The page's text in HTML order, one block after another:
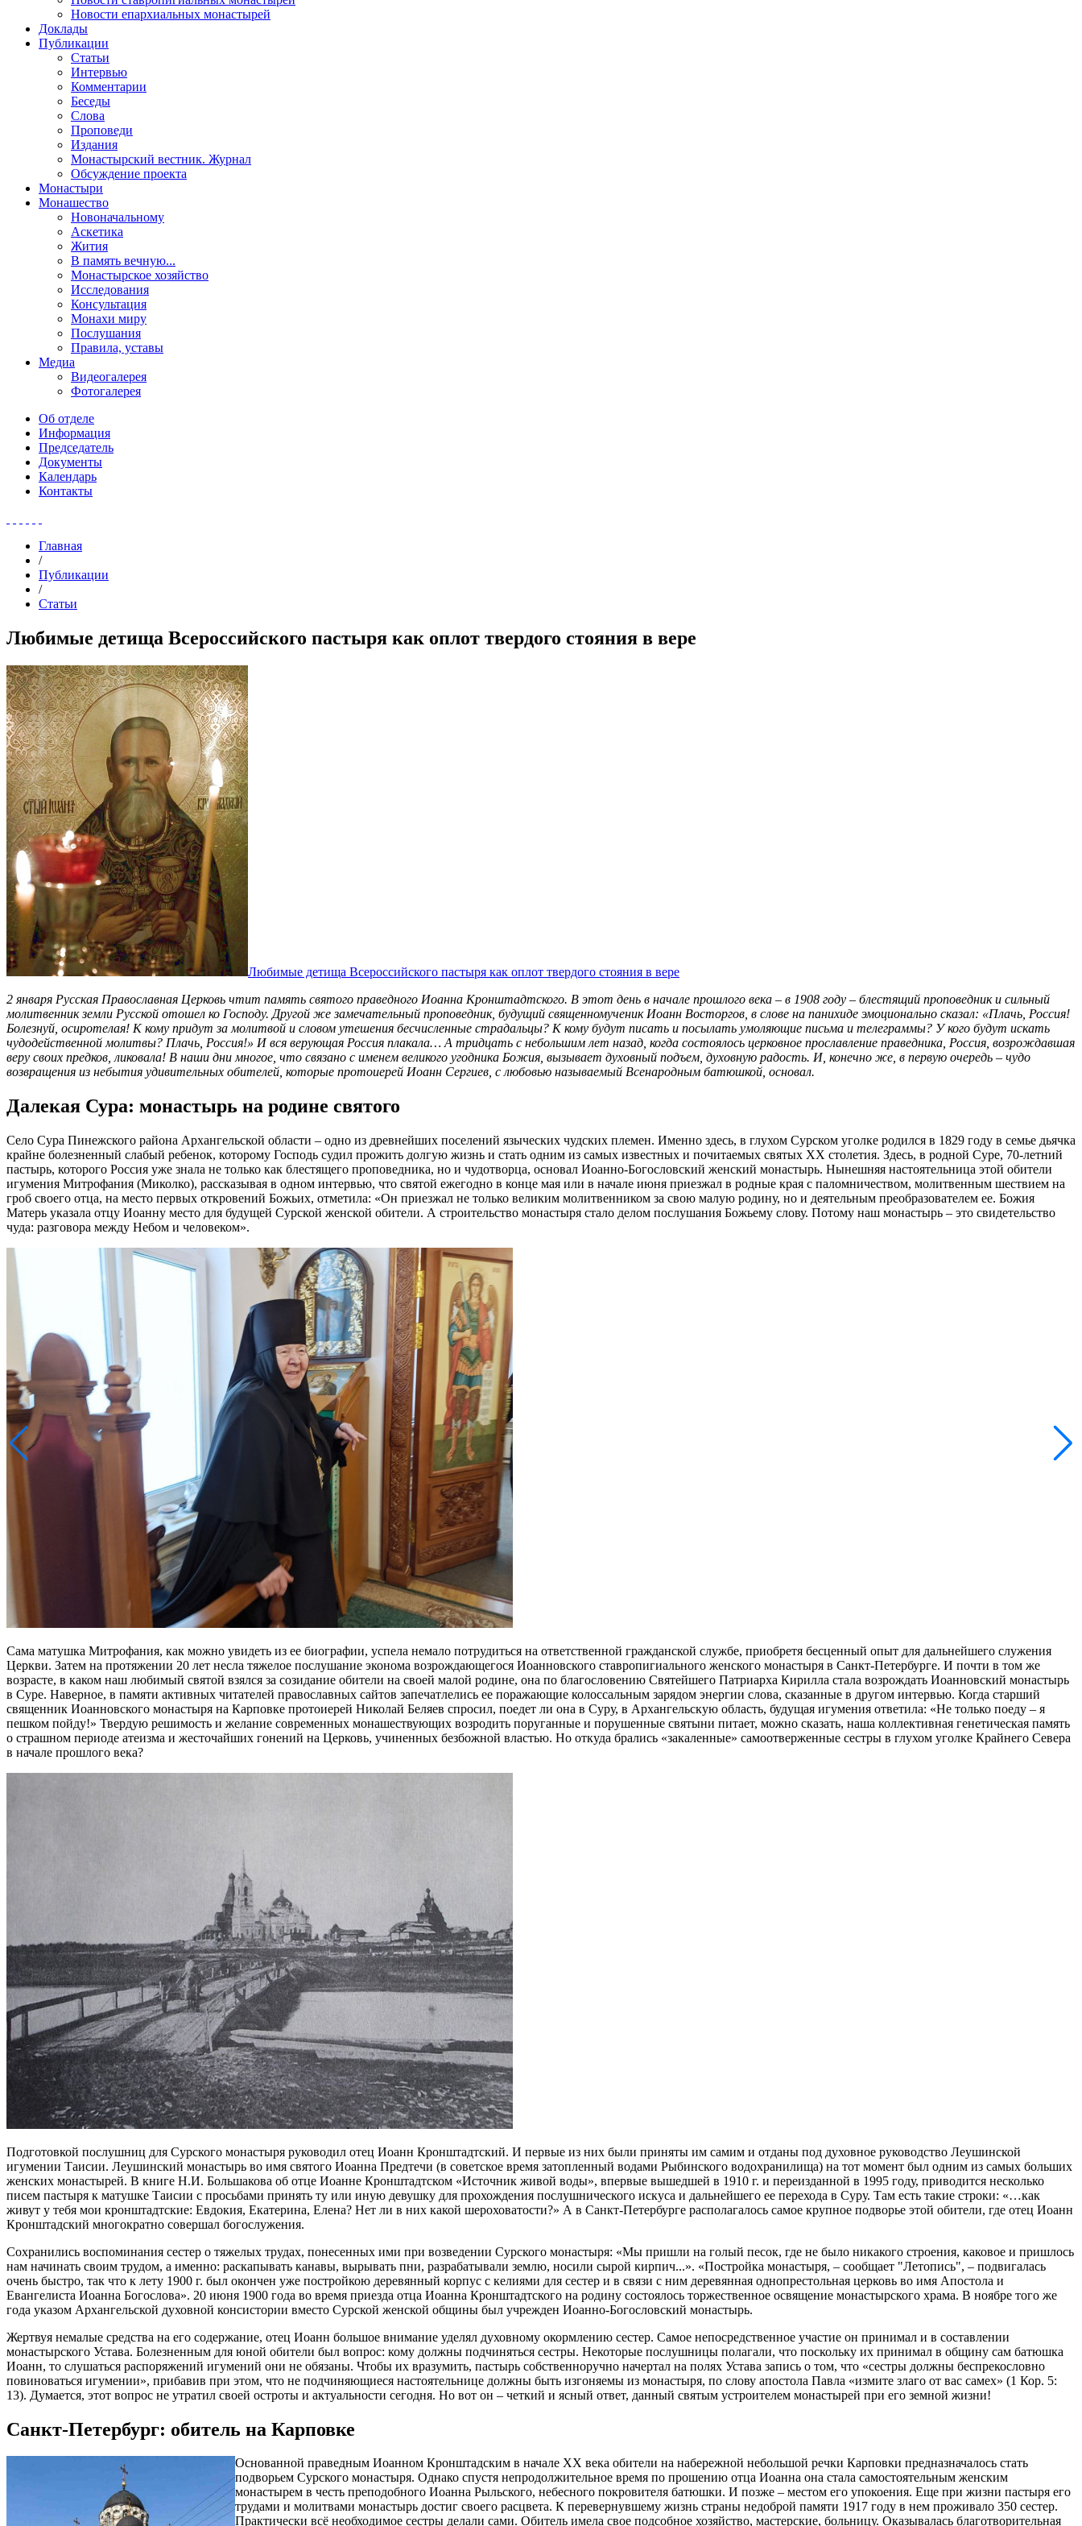
Новости епархиальных монастырей
Доклады
Публикации
Статьи
Интервью
Комментарии
Беседы
Слова
Проповеди
Издания
Монастырский вестник. Журнал
Обсуждение проекта
Монастыри
Монашество
Новоначальному
Аскетика
Жития
В память вечную...
Монастырское хозяйство
Исследования
Консультация
Монахи миру
Послушания
Правила, уставы
Медиа
Видеогалерея
Фотогалерея
Об отделе
Информация
Председатель
Документы
Календарь
Контакты
Главная
/
Публикации
/
Статьи
Любимые детища Всероссийского пастыря как оплот твердого стояния в вере
Любимые детища Всероссийского пастыря как оплот твердого стояния в вере
2 января Русская Православная Церковь чтит память святого праведного Иоанна Кронштадтского. В этот день в начале прошлого века – в 1908 году – блестящий проповедник и сильный
молитвенник земли Русской отошел ко Господу. Другой же замечательный проповедник, будущий священномученик Иоанн Восторгов, в слове на панихиде эмоционально сказал: «Плачь, Россия!
Болезнуй, осиротелая! К кому придут за молитвой и словом утешения бесчисленные страдальцы? К кому будут писать и посылать умоляющие письма и телеграммы? У кого будут искать
чудодейственной молитвы? Плачь, Россия!» И вся верующая Россия плакала… А тридцать с небольшим лет назад, когда состоялось церковное прославление праведника, Россия, возрождавшая
веру своих предков, ликовала! В наши дни многое, что связано с именем великого угодника Божия, вызывает духовный подъем, духовную радость. И, конечно же, в первую очередь – чудо
возвращения из небытия удивительных обителей, которые протоиерей Иоанн Сергиев, с любовью называемый Всенародным батюшкой, основал.
Далекая Сура: монастырь на родине святого
Село Сура Пинежского района Архангельской области – одно из древнейших поселений языческих чудских племен. Именно здесь, в глухом Сурском уголке родился в 1829 году в семье дьячка
крайне болезненный слабый ребенок, которому Господь судил прожить долгую жизнь и стать одним из самых известных и почитаемых святых XX столетия. Здесь, в родной Суре, 70-летний
пастырь, которого Россия уже знала не только как блестящего проповедника, но и чудотворца, основал Иоанно-Богословский женский монастырь. Нынешняя настоятельница этой обители
игумения Митрофания (Миколко), рассказывая в одном интервью, что святой ежегодно в конце мая или в начале июня приезжал в родные края с паломничеством, молитвенным шествием на
гроб своего отца, на место первых откровений Божьих, отметила: «Он приезжал не только великим молитвенником за свою малую родину, но и деятельным преобразователем ее. Божия
Матерь указала отцу Иоанну место для будущей Сурской женской обители. А строительство монастыря стало делом послушания Божьему слову. Потому наш монастырь – это свидетельство
чуда: разговора между Небом и человеком».
Сама матушка Митрофания, как можно увидеть из ее биографии, успела немало потрудиться на ответственной гражданской службе, приобретя бесценный опыт для дальнейшего служения
Церкви. Затем на протяжении 20 лет несла тяжелое послушание эконома возрождающегося Иоанновского ставропигиального женского монастыря в Санкт-Петербурге. И почти в том же
возрасте, в каком наш любимый святой взялся за созидание обители на своей малой родине, она по благословению Святейшего Патриарха Кирилла стала возрождать Иоанновский монастырь
в Суре. Наверное, в памяти активных читателей православных сайтов запечатлелись ее поражающие колоссальным зарядом энергии слова, сказанные в другом интервью. Когда старший
священник Иоанновского монастыря на Карповке протоиерей Николай Беляев спросил, поедет ли она в Суру, в Архангельскую область, будущая игумения ответила: «Не только поеду – я
пешком пойду!» Твердую решимость и желание современных монашествующих возродить поруганные и порушенные святыни питает, можно сказать, наша коллективная генетическая память
о страшном периоде атеизма и жесточайших гонений на Церковь, учиненных безбожной властью. Но откуда брались «закаленные» самоотверженные сестры в глухом уголке Крайнего Севера
в начале прошлого века?
Подготовкой послушниц для Сурского монастыря руководил отец Иоанн Кронштадтский. И первые из них были приняты им самим и отданы под духовное руководство Леушинской
игумении Таисии. Леушинский монастырь во имя святого Иоанна Предтечи (в советское время затопленный водами Рыбинского водохранилища) на тот момент был одним из самых больших
женских монастырей. В книге Н.И. Большакова об отце Иоанне Кронштадтском «Источник живой воды», впервые вышедшей в 1910 г. и переизданной в 1995 году, приводится несколько
писем пастыря к матушке Таисии с просьбами принять ту или иную девушку для прохождения послушнического искуса и дальнейшего ее перехода в Суру. Там есть такие строки: «…как
живут у тебя мои кронштадтские: Евдокия, Екатерина, Елена? Нет ли в них какой шероховатости?» А в Санкт-Петербурге располагалось самое крупное подворье этой обители, где отец Иоанн
Кронштадский многократно совершал богослужения.
Сохранились воспоминания сестер о тяжелых трудах, понесенных ими при возведении Сурского монастыря: «Мы пришли на голый песок, где не было никакого строения, каковое и пришлось
нам начинать своим трудом, а именно: раскапывать канавы, вырывать пни, разрабатывали землю, носили сырой кирпич...». «Постройка монастыря, – сообщает "Летопись", – подвигалась
очень быстро, так что к лету 1900 г. был окончен уже постройкою деревянный корпус с келиями для сестер и в связи с ним деревянная однопрестольная церковь во имя Апостола и
Евангелиста Иоанна Богослова». 20 июня 1900 года во время приезда отца Иоанна Кронштадтского на родину состоялось торжественное освящение монастырского храма. В ноябре того же
года указом Архангельской духовной консистории вместо Сурской женской общины был учрежден Иоанно-Богословский монастырь.
Жертвуя немалые средства на его содержание, отец Иоанн большое внимание уделял духовному окормлению сестер. Самое непосредственное участие он принимал и в составлении
монастырского Устава. Болезненным для юной обители был вопрос: кому должны подчиняться сестры. Некоторые послушницы полагали, что поскольку их принимал в общину сам батюшка
Иоанн, то слушаться распоряжений игумений они не обязаны. Чтобы их вразумить, пастырь собственноручно начертал на полях Устава запись о том, что «сестры должны беспрекословно
повиноваться игумении», прибавив при этом, что не подчиняющиеся настоятельнице должны быть изгоняемы из монастыря, по слову апостола Павла «измите злаго от вас самех» (1 Кор. 5:
13). Думается, этот вопрос не утратил своей остроты и актуальности сегодня. Но вот он – четкий и ясный ответ, данный святым устроителем монастырей при его земной жизни!
Санкт-Петербург: обитель на Карповке
Основанной праведным Иоанном Кронштадским в начале XX века обители на набережной небольшой речки Карповки предназначалось стать
подворьем Сурского монастыря. Однако спустя непродолжительное время по прошению отца Иоанна она стала самостоятельным женским
монастырем в честь преподобного Иоанна Рыльского, небесного покровителя батюшки. И позже – местом его упокоения. Еще при жизни пастыря его
трудами и молитвами монастырь достиг своего расцвета. К перевернувшему жизнь страны недоброй памяти 1917 году в нем проживало 350 сестер.
Практически всё необходимое сестры делали сами. Обитель имела свое подсобное хозяйство, мастерские, больницу. Оказывалась благотворительная